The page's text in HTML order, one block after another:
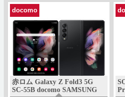
docomo
赤ロム Galaxy Z Fold3 5G
SC-55B docomo SAMSUNG